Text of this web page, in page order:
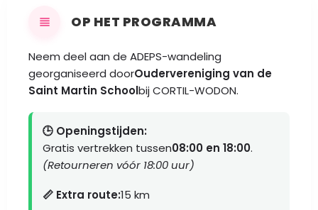
OP HET PROGRAMMA
Neem deel aan de ADEPS-wandeling
georganiseerd doorOudervereniging van de
Saint Martin Schoolbij CORTIL-WODON.
🕒 Openingstijden:
Gratis vertrekken tussen08:00 en 18:00.
(Retourneren vóór 18:00 uur)
📏 Extra route:15 km